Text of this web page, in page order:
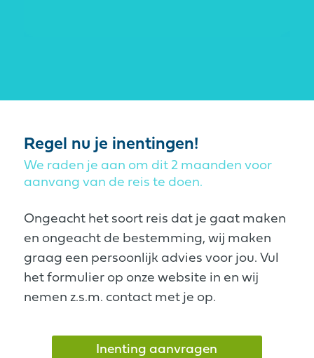
Regel nu je inentingen!
We raden je aan om dit 2 maanden voor
aanvang van de reis te doen.
Ongeacht het soort reis dat je gaat maken
en ongeacht de bestemming, wij maken
graag een persoonlijk advies voor jou. Vul
het formulier op onze website in en wij
nemen z.s.m. contact met je op.
Inenting aanvragen